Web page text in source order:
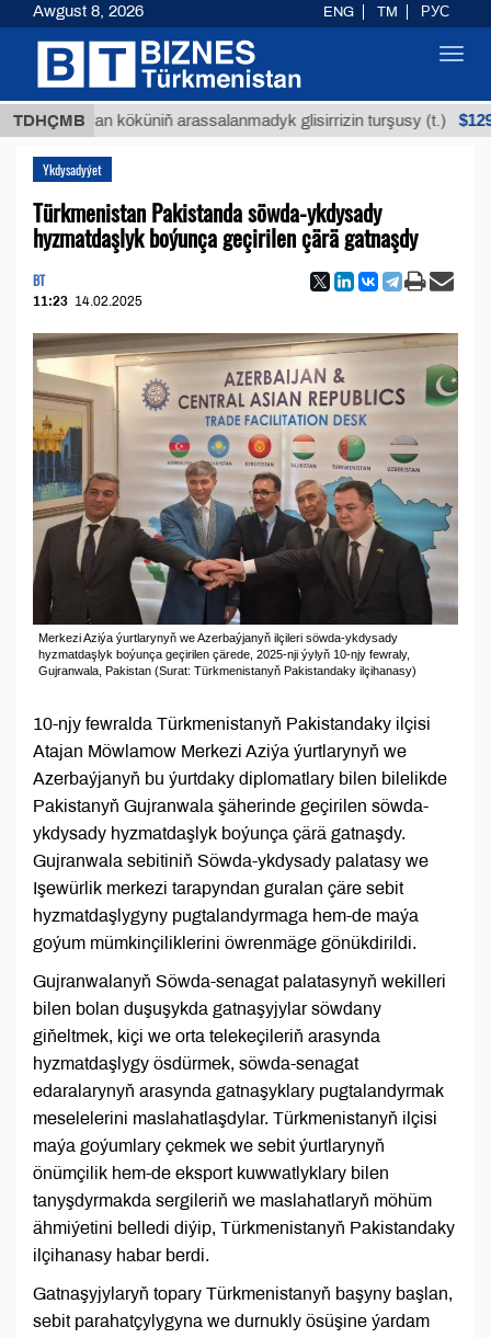
TDHÇMB
Buýan köküniň arassalanmadyk glisirrizin turşusy (t.) $12935,18
Ykdysadyýet
Türkmenistan Pakistanda söwda-ykdysady
hyzmatdaşlyk boýunça geçirilen çärä gatnaşdy
BT
11:23 14.02.2025
Merkezi Aziýa ýurtlarynyň we Azerbaýjanyň ilçileri söwda-ykdysady
hyzmatdaşlyk boýunça geçirilen çärede, 2025-nji ýylyň 10-njy fewraly,
Gujranwala, Pakistan (Surat: Türkmenistanyň Pakistandaky ilçihanasy)
10-njy fewralda Türkmenistanyň Pakistandaky ilçisi
Atajan Möwlamow Merkezi Aziýa ýurtlarynyň we
Azerbaýjanyň bu ýurtdaky diplomatlary bilen bilelikde
Pakistanyň Gujranwala şäherinde geçirilen söwda-
ykdysady hyzmatdaşlyk boýunça çärä gatnaşdy.
Gujranwala sebitiniň Söwda-ykdysady palatasy we
Işewürlik merkezi tarapyndan guralan çäre sebit
hyzmatdaşlygyny pugtalandyrmaga hem-de maýa
goýum mümkinçiliklerini öwrenmäge gönükdirildi.
Gujranwalanyň Söwda-senagat palatasynyň wekilleri
bilen bolan duşuşykda gatnaşyjylar söwdany
giňeltmek, kiçi we orta telekeçileriň arasynda
hyzmatdaşlygy ösdürmek, söwda-senagat
edaralarynyň arasynda gatnaşyklary pugtalandyrmak
meselelerini maslahatlaşdylar. Türkmenistanyň ilçisi
maýa goýumlary çekmek we sebit ýurtlarynyň
önümçilik hem-de eksport kuwwatlyklary bilen
tanyşdyrmakda sergileriň we maslahatlaryň möhüm
ähmiýetini belledi diýip, Türkmenistanyň Pakistandaky
ilçihanasy habar berdi.
Gatnaşyjylaryň topary Türkmenistanyň başyny başlan,
sebit parahatçylygyna we durnukly ösüşine ýardam
Awgust 8, 2026 ENG TM РУС